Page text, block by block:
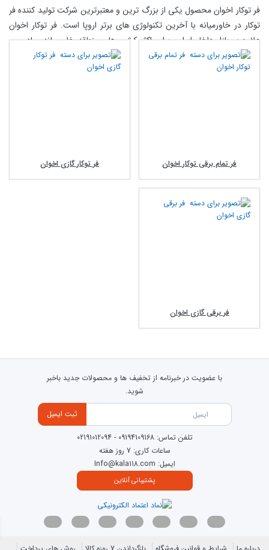
فر توکار اخوان محصول یکی از بزرگ ترین و معتبرترین شرکت تولید کننده فر
توکار در خاورمیانه با آخرین تکنولوژی های برتر اروپا است. فر توکار اخوان
علاوه بر بازار داخل ایران، برای اکثر کشور های منطقه خاورمیانه صادر می
شود.
تولید می شوند.
فرهای توکار اخوان دارای فن می باشند، کار این فن توزیع گرما در تمامی نقاط
محفظه می باشد. این توزیع گرما سبب پخت غذا به صورت یکنواخت می
فروشگاه کالا118 به عنوان نمایندگی فروش اینترنتی فر توکار اخوان می باشد و شما می
توانید در این سایت انواع مدل های فر اخوان را مشاهده کنید و فقط با چند کلیک
فر توکار اخوان در سه نوع مختلف تولید می شود که در ادامه به آنها اشاره می
فر توکار گازی
فر توکار گازی برقی
فر تمام برقی توکار اخوان فر توکار گازی اخوان
فر برقی گازی اخوان
با عضویت در خبرنامه از تخفیف ها و محصولات جدید باخبر
شوید.
ثبت ایمیل
پشتیبانی آنلاین
تلفن تماس:09194109168
-
02191012094
ساعات کاری: 7 روز هفته
ایمیل: Info@kala118.com